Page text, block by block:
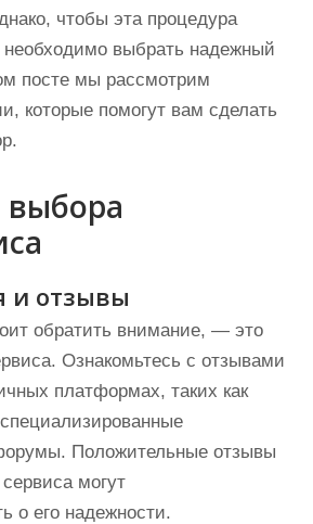
чтобы эта процедура
выбрать надежный
посте мы рассмотрим
которые помогут вам сделать
выбора
и отзывы
обратить внимание, — это
Ознакомьтесь с отзывами
платформах, таких как
Положительные отзывы
могут
о его надежности.